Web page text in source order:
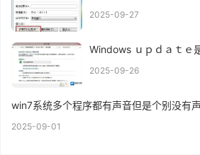
2025-09-27
Windows ｕｐｄａｔｅ
2025-09-26
win7系统多个程序都有声音但是个别没有
2025-09-01